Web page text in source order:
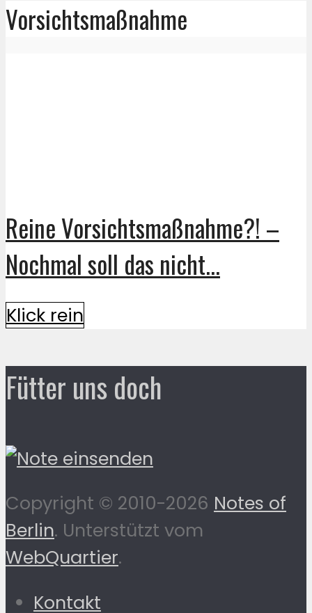
Vorsichtsmaßnahme
Reine Vorsichtsmaßnahme?! –
Nochmal soll das nicht...
Klick rein
Fütter uns doch
Copyright © 2010-2026 Notes of
Berlin. Unterstützt vom
WebQuartier.
Kontakt